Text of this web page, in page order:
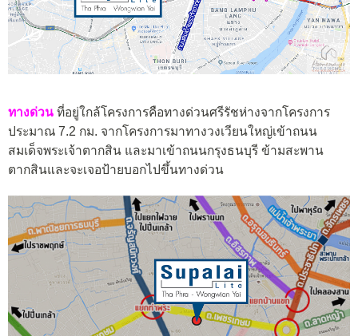
ทางด่วน ที่อยู่ใกล้โครงการคือทางด่วนศรีรัชห่างจากโครงการ
ประมาณ 7.2 กม. จากโครงการมาทางวงเวียนใหญ่เข้าถนน
สมเด็จพระเจ้าตากสิน และมาเข้าถนนกรุงธนบุรี ข้ามสะพาน
ตากสินและจะเจอป้ายบอกไปขึ้นทางด่วน